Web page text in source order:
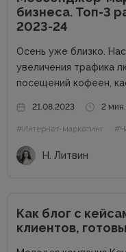
бизнеса. Топ-3
2023-24
Осень уже близко.
увеличения трафика
посещений кофеен, кафешек,
увеличить прибыль.
высока, поэтому
клиентов...
21.08.2023 2 мин.
#Интернет-маркетинг
Н. Литвин
Как блог с
клиентов,